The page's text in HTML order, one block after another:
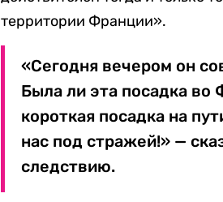
территории Франции».
«Сегодня вечером он
Была ли эта посадка во
короткая посадка на
нас под стражей!» —
следствию.